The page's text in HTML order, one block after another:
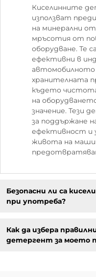
Киселинните
използват
на минерални
мръсотия от
оборудване. Те
ефективни в
автомобилното
хранителната
където
на
значение. Тези
за поддържане
ефективност и
живота на
Безопасни ли са
при употреба?
Как да избера
детергент за моето